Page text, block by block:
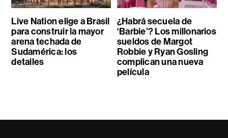
Live Nation elige a Brasil
para construir la mayor
arena techada de
Sudamérica: los
detalles
¿Habrá secuela de
‘Barbie’? Los millonarios
sueldos de Margot
Robbie y Ryan Gosling
complican una nueva
película